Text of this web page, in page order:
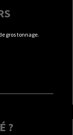
gros tonnage.
?